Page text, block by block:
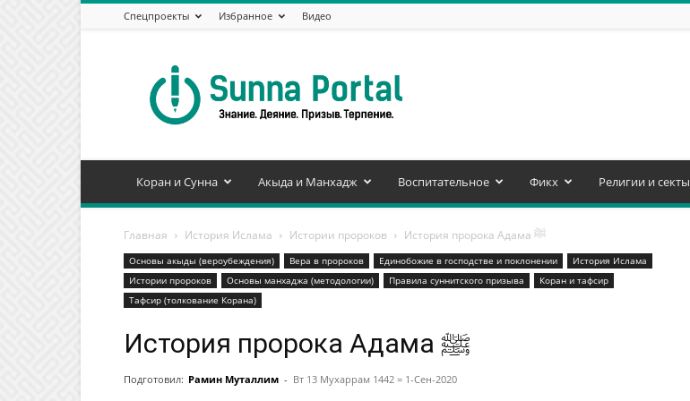
Спецпроекты Избранное Видео
Портал
Коран и Сунна Акыда и Манхадж Воспитательное Фикх Религии и секты
Главная История Ислама Истории пророков История пророка Адама ﷺ
Основы акыды (вероубеждения) Вера в пророков Единобожие в господстве и поклонении
История Ислама
Истории пророков
Основы манхаджа (методологии) Правила суннитского призыва
Коран и тафсир
Тафсир (толкование Корана)
История пророка Адама ﷺ
Подготовил: Рамин Муталлим - Вт 13 Мухаррам 1442 = 1-Сен-2020